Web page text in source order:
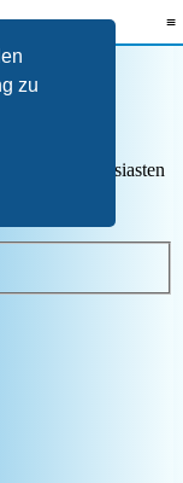
zu
≡
700-Enthusiasten